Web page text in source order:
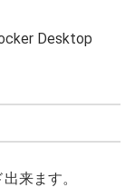
Desktop
来ます。